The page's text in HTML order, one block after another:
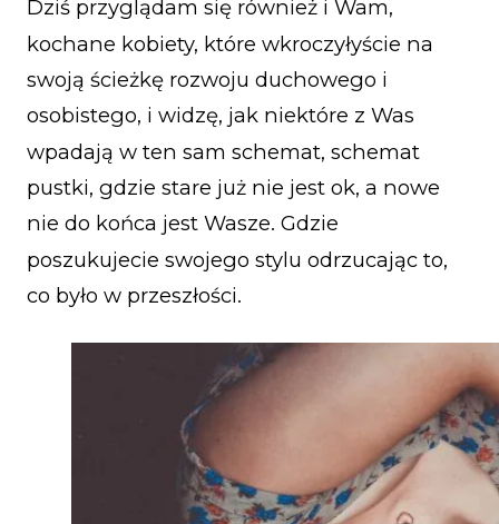
Dziś przyglądam się również i Wam,
kochane kobiety, które wkroczyłyście na
swoją ścieżkę rozwoju duchowego i
osobistego, i widzę, jak niektóre z Was
wpadają w ten sam schemat, schemat
pustki, gdzie stare już nie jest ok, a nowe
nie do końca jest Wasze. Gdzie
poszukujecie swojego stylu odrzucając to,
co było w przeszłości.